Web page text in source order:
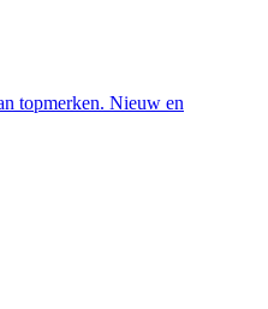
topmerken. Nieuw en